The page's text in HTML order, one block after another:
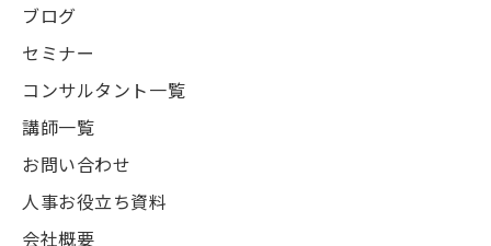
ブログ
セミナー
コンサルタント一覧
講師一覧
お問い合わせ
人事お役立ち資料
会社概要